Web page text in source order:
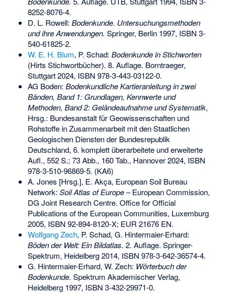
8252-8076-4.
D. L. Rowell: Bodenkunde. Untersuchungsmethoden
und ihre Anwendungen. Springer, Berlin 1997, ISBN 3-
540-61825-2.
W. E. H. Blum, P. Schad: Bodenkunde in Stichworten
(Hirts Stichwortbücher). 8. Auflage. Borntraeger,
Stuttgart 2024, ISBN 978-3-443-03122-0.
AG Boden: Bodenkundliche Kartieranleitung in zwei
Bänden, Band 1: Grundlagen, Kennwerte und
Methoden, Band 2: Geländeaufnahme und Systematik,
Hrsg.: Bundesanstalt für Geowissenschaften und
Rohstoffe in Zusammenarbeit mit den Staatlichen
Geologischen Diensten der Bundesrepublik
Deutschland, 6. komplett überarbeitete und erweiterte
Aufl., 552 S.; 73 Abb., 160 Tab., Hannover 2024, ISBN
978-3-510-96869-5. (KA6)
A. Jones [Hrsg.], E. Akça, European Soil Bureau
Network: Soil Atlas of Europe– European Commission,
DG Joint Research Centre. Office for Official
Publications of the European Communities, Luxemburg
2005, ISBN 92-894-8120-X; EUR 21676 EN.
Wolfgang Zech, P. Schad, G. Hintermaier-Erhard:
Böden der Welt: Ein Bildatlas. 2. Auflage. Springer-
Spektrum, Heidelberg 2014, ISBN 978-3-642-36574-4.
G. Hintermaier-Erhard, W. Zech: Wörterbuch der
Bodenkunde. Spektrum Akademischer Verlag,
Heidelberg 1997, ISBN 3-432-29971-0.